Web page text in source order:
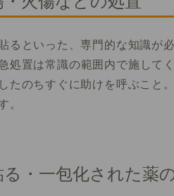
るといった、専門的な知識が
処置は常識の範囲内で施してく
たのちすぐに助けを呼ぶこと
。
・一包化された薬